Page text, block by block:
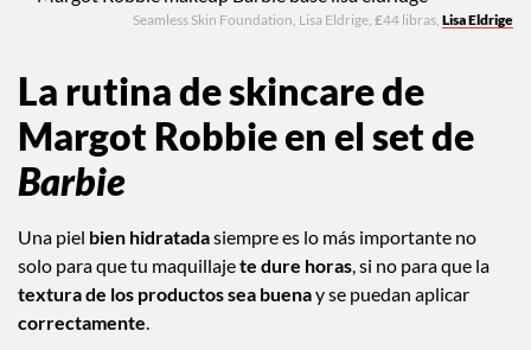
Seamless Skin Foundation, Lisa Eldrige, £44 libras, Lisa Eldrige
La rutina de skincare de
Margot Robbie en el set de
Barbie
Una piel bien hidratadasiempre es lo más importante no
solo para que tu maquillajete dure horas , si no para que la
textura de los productos sea buenay se puedan aplicar
correctamente